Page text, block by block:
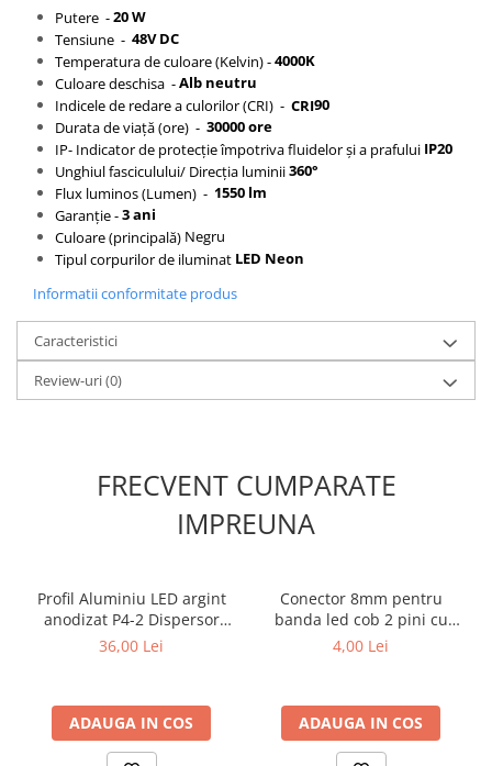
Sursa Banda Led
Sursa Alimentare 12V
Sursa Alimentare 24V
Lumini LED cu fibra optica
Sursa fibra optica
Cablu Fibra Optica LED
Putere -20 W
Tensiune - 48V DC
Temperatura de culoare (Kelvin) -4000K
Culoare deschisa -Alb neutru
Indicele de redare a culorilor (CRI) - CRI90
Durata de viață (ore) - 30000 ore
IP- Indicator de protecție împotriva fluidelor și a prafului IP20
Unghiul fasciculului/ Direcția luminii360°
Flux luminos (Lumen) - 1550 lm
Garanție -3 ani
Culoare (principală) Negru
Tipul corpurilor de iluminat LED Neon
Informatii conformitate produs
Caracteristici
Review-uri(0)
FRECVENT CUMPARATE
IMPREUNA
Profil Aluminiu LED argint
anodizat P4-2 Dispersor
opal 2M
36,00 Lei
ADAUGA IN COS
Conector 8mm pentru
banda led cob 2 pini cu
cablu
4,00 Lei
ADAUGA IN COS